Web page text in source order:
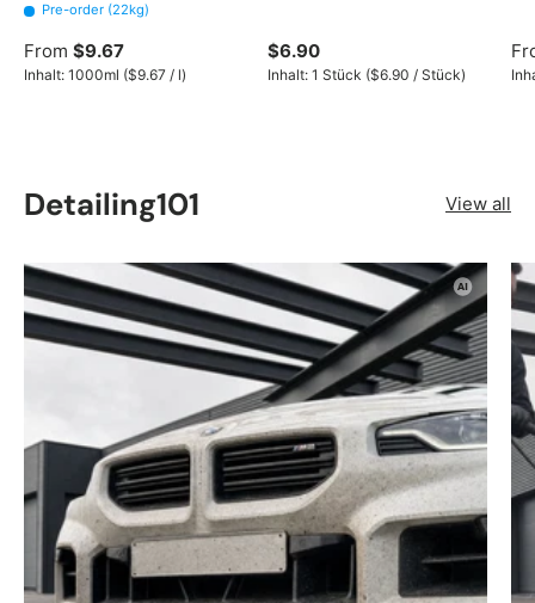
Pre-order (22kg)
From $9.67
Inhalt: 1000ml Unit price
($9.67 / l)
$6.90
Inhalt: 1 Stück Unit price
($6.90 / Stück)
Detailing101 View all